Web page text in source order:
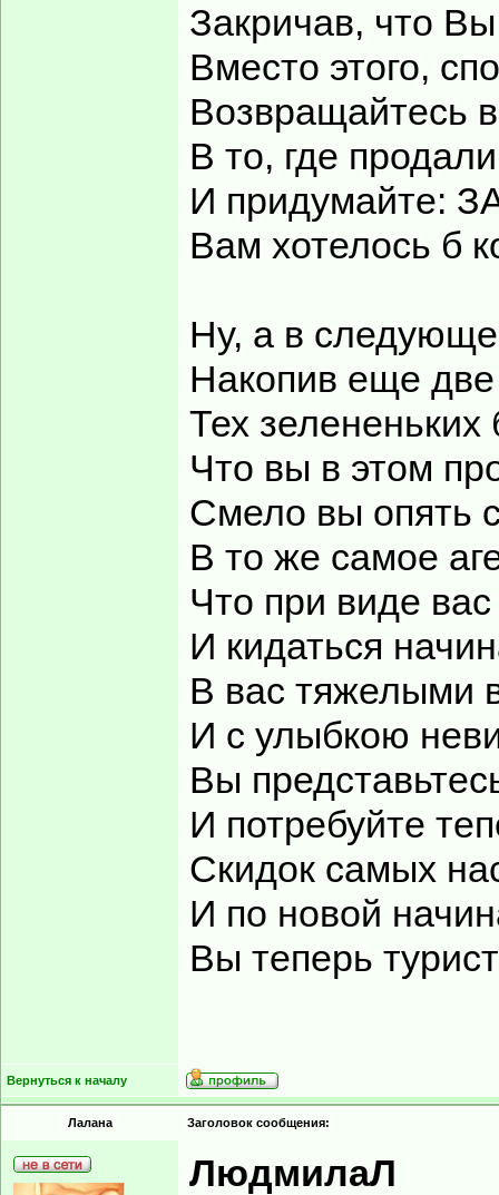
Закричав, что
Вместо этого,
Возвращайтесь в
В то, где
И придумайте:
Вам хотелось б
Ну, а в
Накопив еще две
Тех зелененьких
Что вы в этом
Смело вы опять
В то же самое
Что при виде вас
И кидаться
В вас тяжелыми
И с улыбкою
Вы
И потребуйте
Скидок самых
И по новой
Вы теперь
Вернуться к началу
Лалана Заголовок сообщения:
ЛюдмилаЛ